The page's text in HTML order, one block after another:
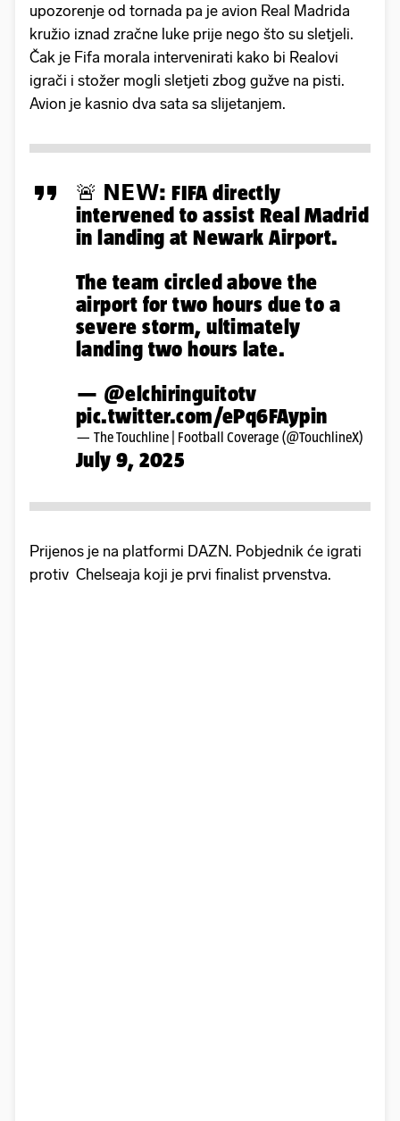
upozorenje od tornada pa je avion Real Madrida
kružio iznad zračne luke prije nego što su sletjeli.
Čak je Fifa morala intervenirati kako bi Realovi
igrači i stožer mogli sletjeti zbog gužve na pisti.
Avion je kasnio dva sata sa slijetanjem.
🚨 𝗡𝗘𝗪: FIFA directly
intervened to assist Real Madrid
in landing at Newark Airport.
The team circled above the
airport for two hours due to a
severe storm, ultimately
landing two hours late.
— @elchiringuitotv
pic.twitter.com/ePq6FAypin
— The Touchline | Football Coverage (@TouchlineX)
July 9, 2025
Prijenos je na platformi DAZN. Pobjednik će igrati
protiv Chelseaja koji je prvi finalist prvenstva.